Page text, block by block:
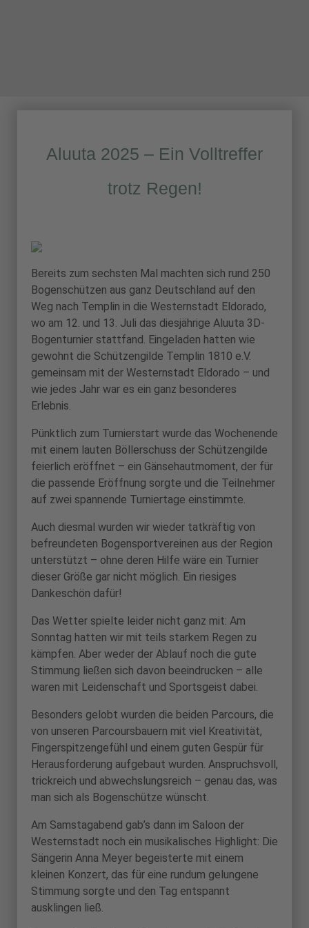
Aluuta 2025 – Ein Volltreffer
trotz Regen!
Bereits zum sechsten Mal machten sich rund 250
Bogenschützen aus ganz Deutschland auf den
Weg nach Templin in die Westernstadt Eldorado,
wo am 12. und 13. Juli das diesjährige Aluuta 3D-
Bogenturnier stattfand. Eingeladen hatten wie
gewohnt die Schützengilde Templin 1810 e.V.
gemeinsam mit der Westernstadt Eldorado – und
wie jedes Jahr war es ein ganz besonderes
Erlebnis.
Pünktlich zum Turnierstart wurde das Wochenende
mit einem lauten Böllerschuss der Schützengilde
feierlich eröffnet – ein Gänsehautmoment, der für
die passende Eröffnung sorgte und die Teilnehmer
auf zwei spannende Turniertage einstimmte.
Auch diesmal wurden wir wieder tatkräftig von
befreundeten Bogensportvereinen aus der Region
unterstützt – ohne deren Hilfe wäre ein Turnier
dieser Größe gar nicht möglich. Ein riesiges
Dankeschön dafür!
Das Wetter spielte leider nicht ganz mit: Am
Sonntag hatten wir mit teils starkem Regen zu
kämpfen. Aber weder der Ablauf noch die gute
Stimmung ließen sich davon beeindrucken – alle
waren mit Leidenschaft und Sportsgeist dabei.
Besonders gelobt wurden die beiden Parcours, die
von unseren Parcoursbauern mit viel Kreativität,
Fingerspitzengefühl und einem guten Gespür für
Herausforderung aufgebaut wurden. Anspruchsvoll,
trickreich und abwechslungsreich – genau das, was
man sich als Bogenschütze wünscht.
Am Samstagabend gab’s dann im Saloon der
Westernstadt noch ein musikalisches Highlight: Die
Sängerin Anna Meyer begeisterte mit einem
kleinen Konzert, das für eine rundum gelungene
Stimmung sorgte und den Tag entspannt
ausklingen ließ.